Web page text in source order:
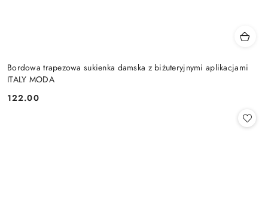
Bordowa trapezowa sukienka damska z biżuteryjnymi aplikacjami
ITALY MODA
Cena:
122.00